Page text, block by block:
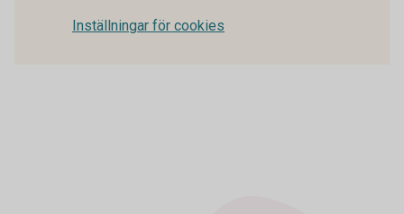
Inställningar för cookies